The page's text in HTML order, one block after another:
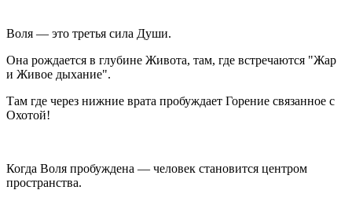
Воля — это третья сила Души.
Она рождается в глубине Живота, там, где встречаются "Жар
и Живое дыхание".
Там где через нижние врата пробуждает Горение связанное с
Охотой!
Когда Воля пробуждена — человек становится центром
пространства.